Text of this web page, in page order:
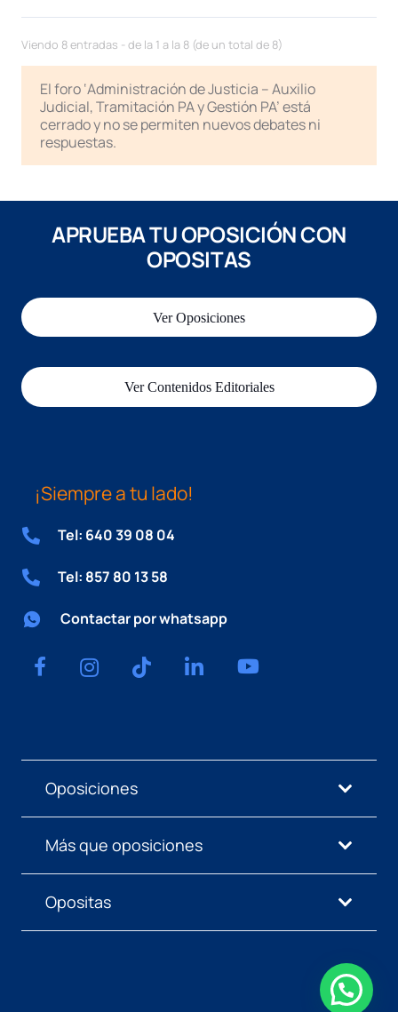
Viendo 8 entradas - de la 1 a la 8 (de un total de 8)
El foro ‘Administración de Justicia – Auxilio
Judicial, Tramitación PA y Gestión PA’ está
cerrado y no se permiten nuevos debates ni
respuestas.
APRUEBA TU OPOSICIÓN CON
OPOSITAS
Ver Oposiciones
Ver Contenidos Editoriales
¡Siempre a tu lado!
Tel: 640 39 08 04
Tel: 857 80 13 58
Contactar por whatsapp
Oposiciones
Más que oposiciones
Opositas